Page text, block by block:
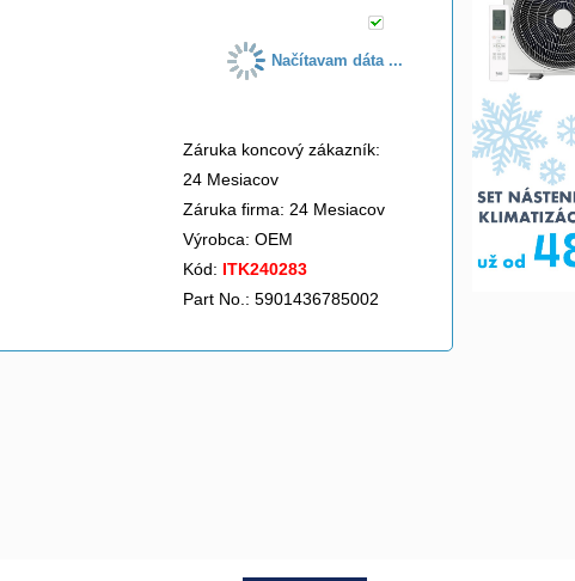
Načítavam dáta ...
Záruka koncový zákazník:
24 Mesiacov
Záruka firma: 24 Mesiacov
Výrobca: OEM
Kód: ITK240283
Part No.: 5901436785002